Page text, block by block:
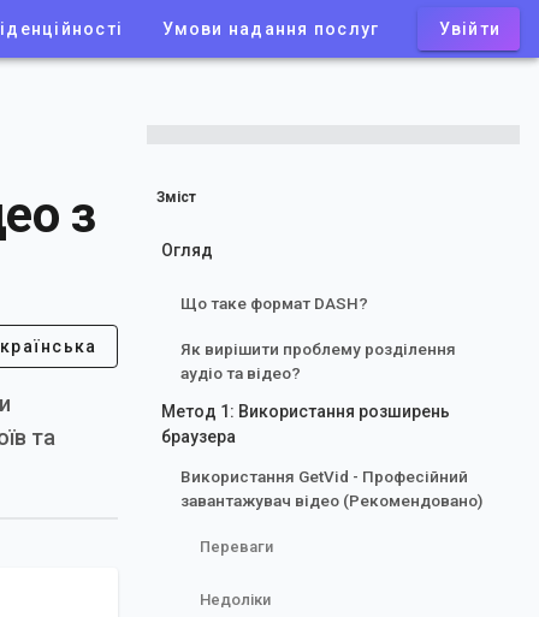
Умови надання послуг Увійти
з
та
Зміст
Огляд
Що таке формат DASH?
Як вирішити проблему розділення
аудіо та відео?
Метод 1: Використання розширень
браузера
Використання GetVid - Професійний
завантажувач відео (Рекомендовано)
Переваги
Недоліки